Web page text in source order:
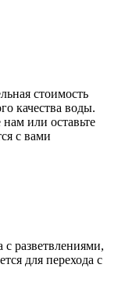
стоимость
качества воды.
или оставьте
с вами
разветвлениями,
для перехода с